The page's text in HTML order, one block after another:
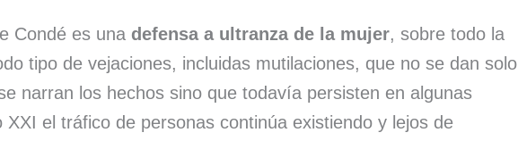
Condé es una defensa a ultranza de la mujer, sobre todo la
tipo de vejaciones, incluidas mutilaciones, que no se dan solo
narran los hechos sino que todavía persisten en algunas
XXI el tráfico de personas continúa existiendo y lejos de